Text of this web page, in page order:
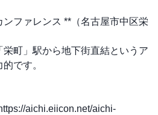
ンファレンス **（名古屋市中区栄
町」駅から地下街直結というア
です。
aichi.eiicon.net/aichi-